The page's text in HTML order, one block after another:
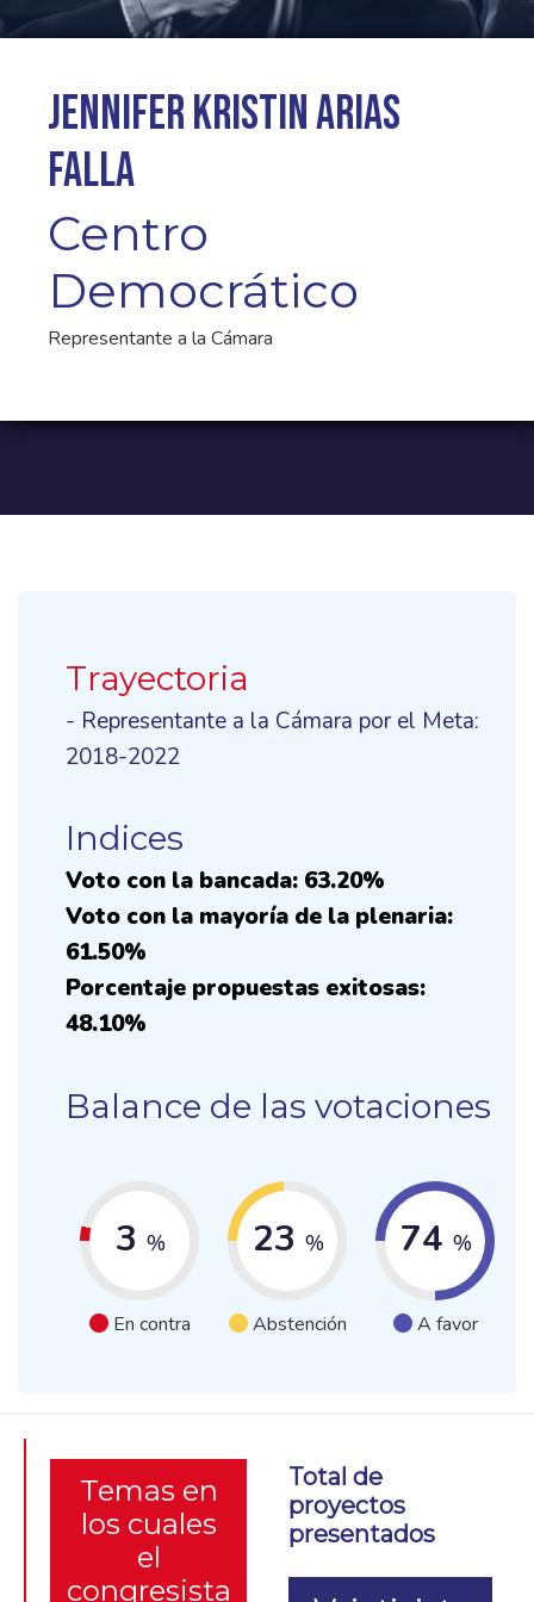
Jennifer Kristin Arias
Falla
Centro
Democrático
Representante a la Cámara
Trayectoria
- Representante a la Cámara por el Meta:
2018-2022
Indices
Voto con la bancada: 63.20%
Voto con la mayoría de la plenaria:
61.50%
Porcentaje propuestas exitosas:
48.10%
Balance de las votaciones
3 %
En contra
23 %
Abstención
74 %
A favor
Temas en
los cuales
el
congresista
Total de
proyectos
presentados